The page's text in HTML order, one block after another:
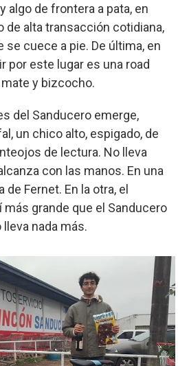
algo de frontera a pata, en
de alta transacción cotidiana,
se cuece a pie. De última, en
por este lugar es una road
y bizcocho.
del Sanducero emerge,
un chico alto, espigado, de
de lectura. No lleva
con las manos. En una
Fernet. En la otra, el
grande que el Sanducero
nada más.